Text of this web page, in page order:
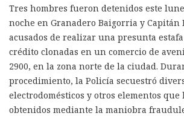
Tres hombres fueron detenidos este
noche en Granadero Baigorria y Capitán
acusados de realizar una presunta
crédito clonadas en un comercio de
2900, en la zona norte de la ciudad.
procedimiento, la Policía secuestró
electrodomésticos y otros elementos
obtenidos mediante la maniobra